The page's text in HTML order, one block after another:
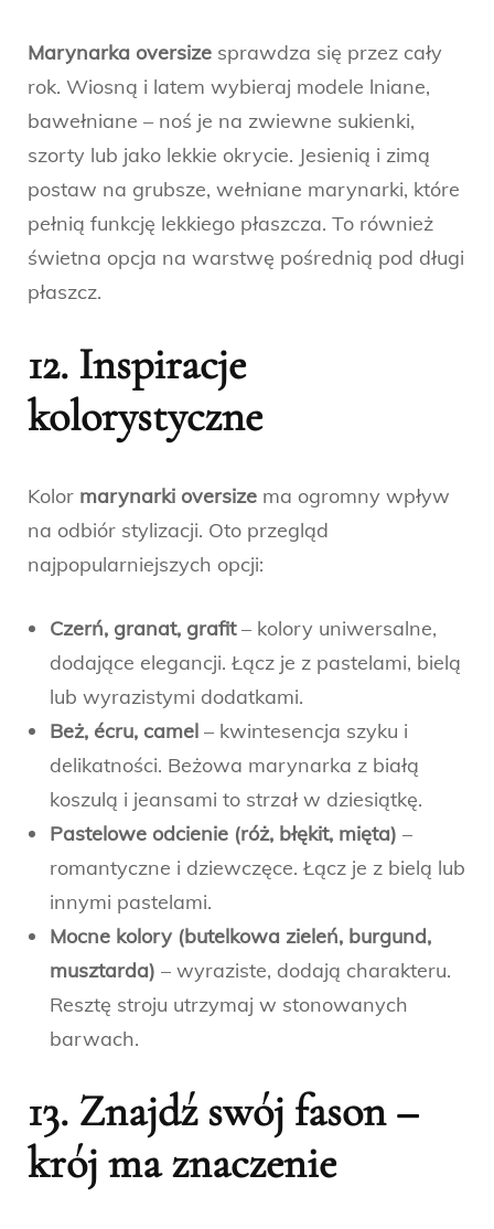
Marynarka oversize sprawdza się przez cały
rok. Wiosną i latem wybieraj modele lniane,
bawełniane – noś je na zwiewne sukienki,
szorty lub jako lekkie okrycie. Jesienią i zimą
postaw na grubsze, wełniane marynarki, które
pełnią funkcję lekkiego płaszcza. To również
świetna opcja na warstwę pośrednią pod długi
płaszcz.
12. Inspiracje
kolorystyczne
Kolor marynarki oversize ma ogromny wpływ
na odbiór stylizacji. Oto przegląd
najpopularniejszych opcji:
Czerń, granat, grafit– kolory uniwersalne,
dodające elegancji. Łącz je z pastelami, bielą
lub wyrazistymi dodatkami.
Beż, écru, camel – kwintesencja szyku i
delikatności. Beżowa marynarka z białą
koszulą i jeansami to strzał w dziesiątkę.
Pastelowe odcienie (róż, błękit, mięta) –
romantyczne i dziewczęce. Łącz je z bielą lub
innymi pastelami.
Mocne kolory (butelkowa zieleń, burgund,
musztarda) – wyraziste, dodają charakteru.
Resztę stroju utrzymaj w stonowanych
barwach.
13. Znajdź swój fason –
krój ma znaczenie